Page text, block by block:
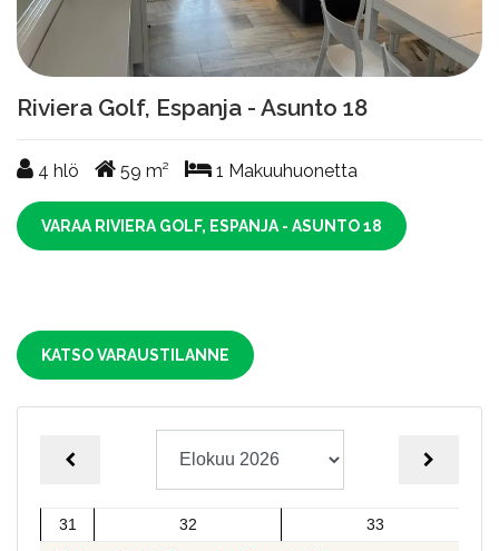
Riviera Golf, Espanja - Asunto 18
4 hlö 59 m² 1 Makuuhuonetta
VARAA RIVIERA GOLF, ESPANJA - ASUNTO 18
KATSO VARAUSTILANNE
31 32 33